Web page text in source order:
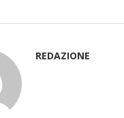
REDAZIONE